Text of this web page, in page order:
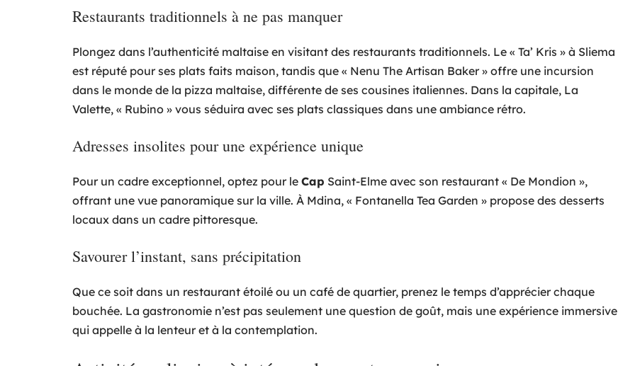
Restaurants traditionnels à ne pas manquer
Plongez dans l’authenticité maltaise en visitant des restaurants traditionnels. Le « Ta’ Kris » à Sliema
est réputé pour ses plats faits maison, tandis que « Nenu The Artisan Baker » offre une incursion
dans le monde de la pizza maltaise, différente de ses cousines italiennes. Dans la capitale, La
Valette, « Rubino » vous séduira avec ses plats classiques dans une ambiance rétro.
Adresses insolites pour une expérience unique
Pour un cadre exceptionnel, optez pour le Cap Saint-Elme avec son restaurant « De Mondion »,
offrant une vue panoramique sur la ville. À Mdina, « Fontanella Tea Garden » propose des desserts
locaux dans un cadre pittoresque.
Savourer l’instant, sans précipitation
Que ce soit dans un restaurant étoilé ou un café de quartier, prenez le temps d’apprécier chaque
bouchée. La gastronomie n’est pas seulement une question de goût, mais une expérience immersive
qui appelle à la lenteur et à la contemplation.